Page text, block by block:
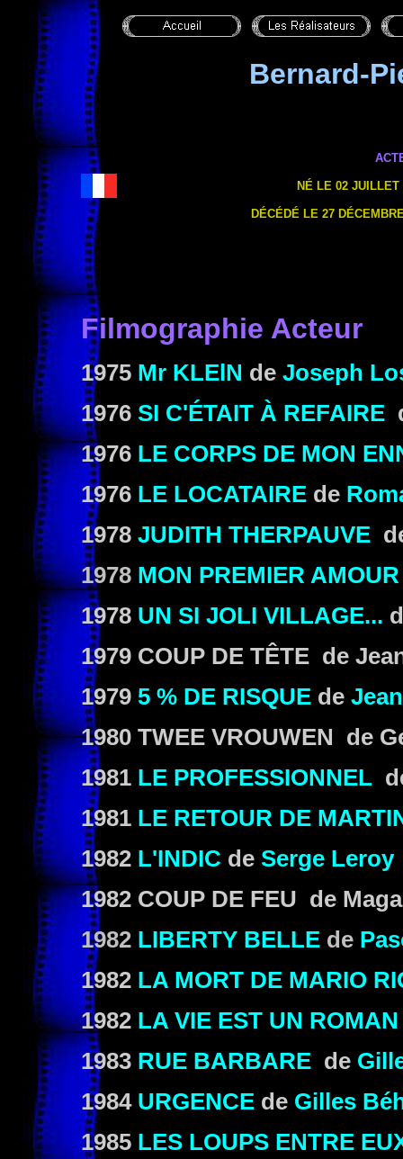
Bernard-
NÉ LE 02 JUILLET
DÉCÉDÉ LE 27
Filmographie Acteur
1975 Mr KLElN de Joseph
1976 SI C'ÉTAIT À REFAIRE
1976 LE CORPS DE MON
1976 LE LOCATAIRE de
1978 JUDITH THERPAUVE
1978 MON PREMIER AMOUR
1978 UN SI JOLI VILLAGE...
1979 COUP DE TÊTE de
1979 5 % DE RISQUE de
1980 TWEE VROUWEN de
1981 LE PROFESSIONNEL
1981 LE RETOUR DE
1982 L'INDIC de Serge Leroy
1982 COUP DE FEU de
1982 LIBERTY BELLE de
1982 LA MORT DE MARIO
1982 LA VIE EST UN ROMAN
1983 RUE BARBARE de
1984 URGENCE de Gilles
1985 LES LOUPS ENTRE